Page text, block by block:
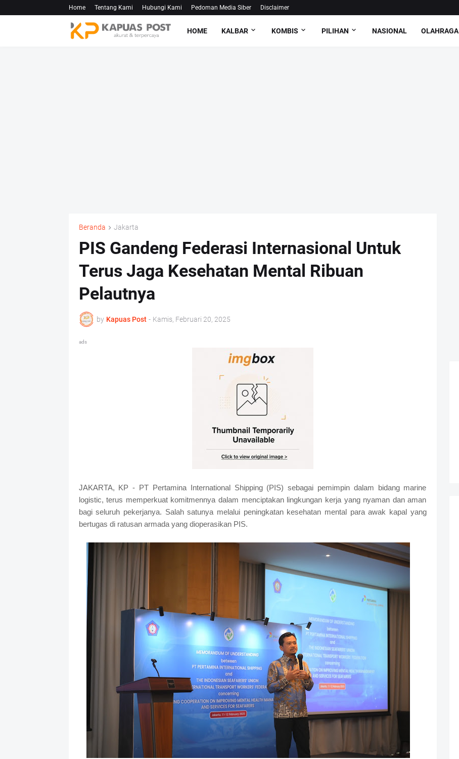
Home Tentang Kami Hubungi Kami Pedoman Media Siber Disclaimer
HOME KALBAR KOMBIS PILIHAN NASIONAL OLAHRAGA
Beranda Jakarta
PIS Gandeng Federasi Internasional Untuk
Terus Jaga Kesehatan Mental Ribuan
Pelautnya
by Kapuas Post - Kamis, Februari 20, 2025
ads
JAKARTA, KP - PT Pertamina International Shipping (PIS) sebagai pemimpin dalam bidang marine
logistic, terus memperkuat komitmennya dalam menciptakan lingkungan kerja yang nyaman dan aman
bagi seluruh pekerjanya. Salah satunya melalui peningkatan kesehatan mental para awak kapal yang
bertugas di ratusan armada yang dioperasikan PIS.